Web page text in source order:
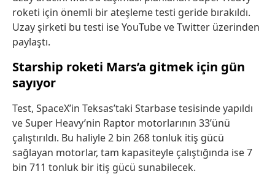
roketi için önemli bir ateşleme testi geride bırakıldı.
Uzay şirketi bu testi ise YouTube ve Twitter üzerinden
paylaştı.
Starship roketi Mars’a gitmek için gün
sayıyor
Test, SpaceX’in Teksas’taki Starbase tesisinde yapıldı
ve Super Heavy’nin Raptor motorlarının 33’ünü
çalıştırıldı. Bu haliyle 2 bin 268 tonluk itiş gücü
sağlayan motorlar, tam kapasiteyle çalıştığında ise 7
bin 711 tonluk bir itiş gücü sunabilecek.